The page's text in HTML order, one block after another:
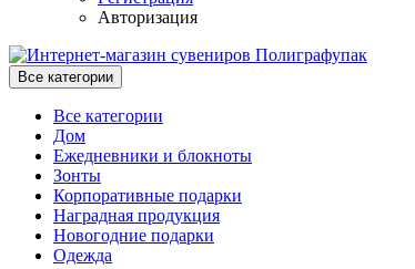
Авторизация
Все категории
Все категории
Дом
Ежедневники и блокноты
Зонты
Корпоративные подарки
Наградная продукция
Новогодние подарки
Одежда